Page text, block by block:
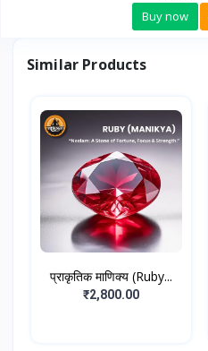
Buy now
Similar Products
प्राकृतिक माणिक्य (Ruby...
₹2,800.00